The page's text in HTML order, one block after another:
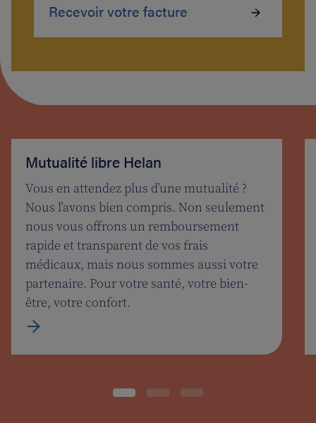
Recevoir votre facture
Mutualité libre Helan
Vous en attendez plus d’une mutualité ?
Nous l’avons bien compris. Non seulement
nous vous offrons un remboursement
rapide et transparent de vos frais
médicaux, mais nous sommes aussi votre
partenaire. Pour votre santé, votre bien-
être, votre confort.